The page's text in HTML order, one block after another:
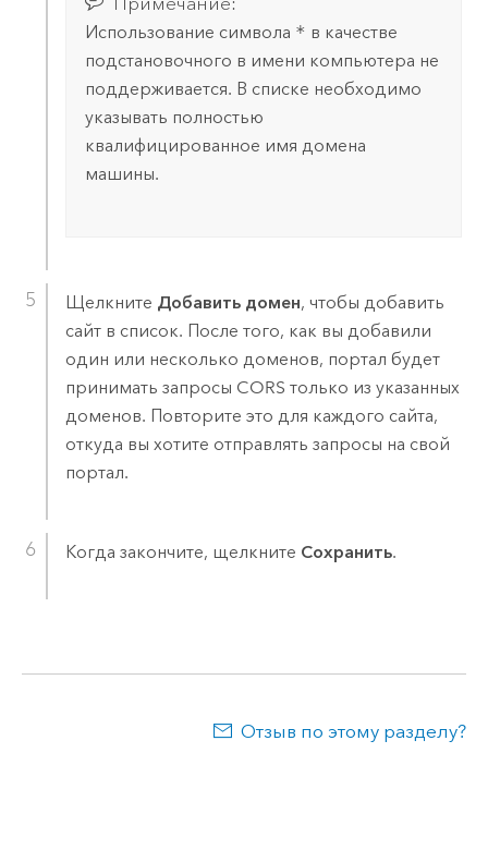
Использование символа * в качестве
подстановочного в имени компьютера не
поддерживается. В списке необходимо
указывать полностью
квалифицированное имя домена
машины.
Щелкните Добавить домен, чтобы добавить
сайт в список. После того, как вы добавили
один или несколько доменов, портал будет
принимать запросы CORS только из указанных
доменов. Повторите это для каждого сайта,
откуда вы хотите отправлять запросы на свой
портал.
Когда закончите, щелкните Сохранить.
Отзыв по этому разделу?